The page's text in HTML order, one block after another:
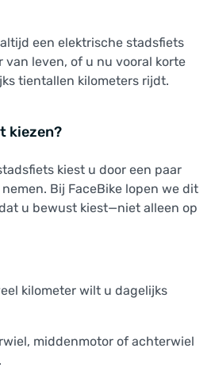
een elektrische stadsfiets
van leven, of u nu vooral korte
tientallen kilometers rijdt.
kiezen?
kiest u door een paar
Bij FaceBike lopen we dit
u bewust kiest—niet alleen op
kilometer wilt u dagelijks
middenmotor of achterwiel